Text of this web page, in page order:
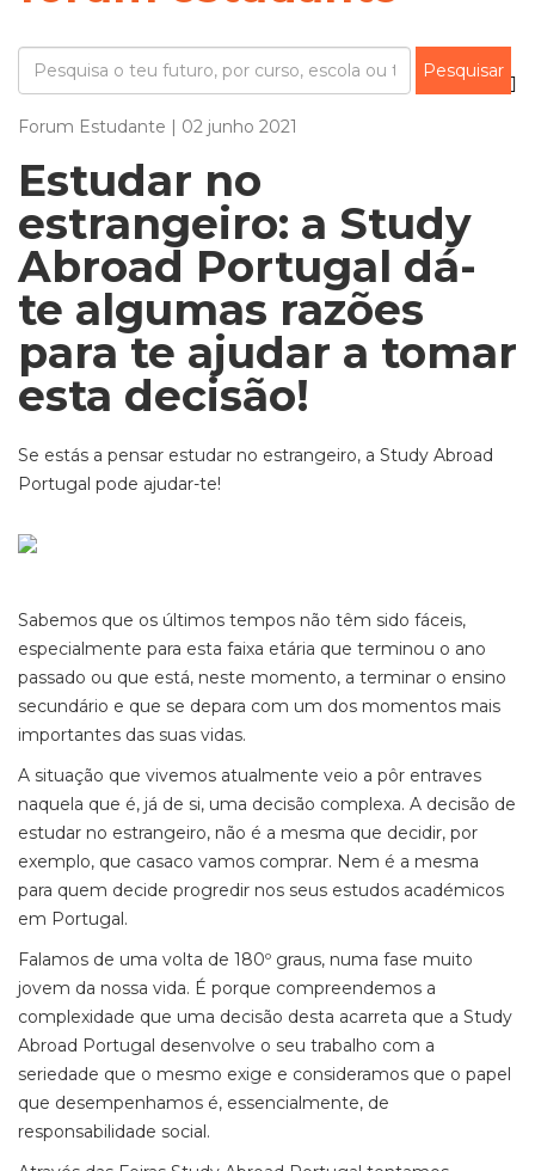
Forum Estudante | 02 junho 2021
Estudar no
estrangeiro: a Study
Abroad Portugal dá-
te algumas razões
para te ajudar a tomar
esta decisão!
Se estás a pensar estudar no estrangeiro, a Study Abroad
Portugal pode ajudar-te!
Sabemos que os últimos tempos não têm sido fáceis,
especialmente para esta faixa etária que terminou o ano
passado ou que está, neste momento, a terminar o ensino
secundário e que se depara com um dos momentos mais
importantes das suas vidas.
A situação que vivemos atualmente veio a pôr entraves
naquela que é, já de si, uma decisão complexa. A decisão de
estudar no estrangeiro, não é a mesma que decidir, por
exemplo, que casaco vamos comprar. Nem é a mesma
para quem decide progredir nos seus estudos académicos
em Portugal.
Falamos de uma volta de 180º graus, numa fase muito
jovem da nossa vida. É porque compreendemos a
complexidade que uma decisão desta acarreta que a Study
Abroad Portugal desenvolve o seu trabalho com a
seriedade que o mesmo exige e consideramos que o papel
que desempenhamos é, essencialmente, de
responsabilidade social.